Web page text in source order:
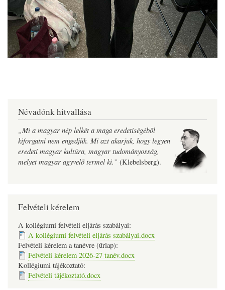
Névadónk hitvallása
„Mi a magyar nép lelkét a maga eredetiségébõl
kiforgatni nem engedjük. Mi azt akarjuk, hogy legyen
eredeti magyar kultúra, magyar tudományosság,
melyet magyar agyvelõ termel ki.” (Klebelsberg).
Felvételi kérelem
A kollégiumi felvételi eljárás szabályai:
A kollégiumi felvételi eljárás szabályai.docx
Felvételi kérelem a tanévre (űrlap):
Felvételi kérelem 2026-27 tanév.docx
Kollégiumi tájékoztató:
Felvételi tájékoztató.docx